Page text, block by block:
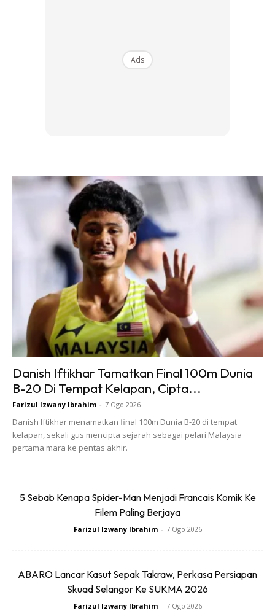
Adakah anda masih mampu lakukan push-up atau squat
dengan bentuk yang betul?
Bagaimana dengan corak tidur dan pemulihan otot anda
sekarang?
Daripada sini, anda boleh tentukan sama ada anda berada
di tahapBeginner (pemula semula) atau Intermediate
(pernah aktif, namun menurun sedikit).
Cadangan Senaman untuk
Beginner: Perlahan Tapi Konsisten
Bagi lelaki yang tidak aktif sepanjang Ramadan, atau baru
mula kembali ke gaya hidup sihat, fokus utama ialah
membina semula asas kecergasan dengan selamat.
Brisk Walking / Jalan Pantas (20-30 minit)– 3 kali
Melatih semula stamina kardiovaskular.
Squat – 3 set x 10 ulangan
Ads
Danish Iftikhar Tamatkan Final 100m Dunia
B-20 Di Tempat Kelapan, Cipta...
Farizul Izwany Ibrahim - 7 Ogo 2026
Danish Iftikhar menamatkan final 100m Dunia B-20 di tempat
kelapan, sekali gus mencipta sejarah sebagai pelari Malaysia
pertama mara ke pentas akhir.
5 Sebab Kenapa Spider-Man Menjadi Francais Komik Ke
Filem Paling Berjaya
Farizul Izwany Ibrahim - 7 Ogo 2026
ABARO Lancar Kasut Sepak Takraw, Perkasa Persiapan
Skuad Selangor Ke SUKMA 2026
Farizul Izwany Ibrahim - 7 Ogo 2026